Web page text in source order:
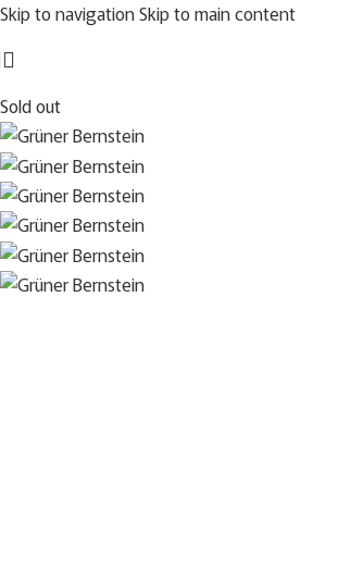
Skip to navigationSkip to main content
Sold out